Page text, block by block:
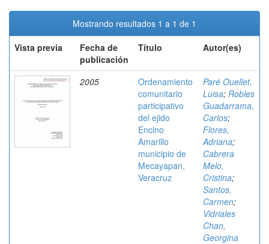
Mostrando resultados 1 a 1 de 1
Vista previa
Fecha de
publicación
Título Autor(es)
2005
Ordenamiento
comunitario
participativo
del ejido
Encino
Amarillo
municipio de
Mecayapan,
Veracruz
Paré Ouellet,
Luisa; Robles
Guadarrama,
Carlos;
Flores,
Adriana;
Cabrera
Melo,
Cristina;
Santos,
Carmen;
Vidriales
Chan,
Georgina